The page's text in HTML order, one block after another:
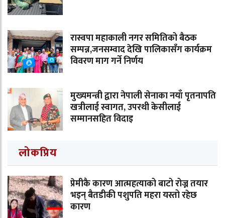
रास्वपा महाकाली नगर समितिको बैठक
सम्पन्न,जनसम्वाद देखि पालिकासँग कार्यक्रम
विवरण माग गर्ने निर्णय
मुख्यमन्त्री द्वारा नेपाली सेनाका नयाँ पृतनापति
खत्रीलाई स्वागत, उपरथी केसीलाई
सम्मानसहित विदाइ
लोकप्रिय
प्रेमीकै कारण आत्महत्याको बाटो रोज्न तयार
भइन् बैतडीकी पशुपति महरा यस्तो रहेछ
कारण